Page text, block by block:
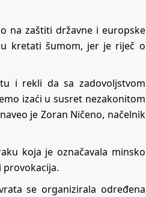
na zaštiti državne i europske
kretati šumom, jer je riječ o
i rekli da sa zadovoljstvom
izaći u susret nezakonitom
je Zoran Ničeno, načelnik
koja je označavala minsko
se organizirala određena